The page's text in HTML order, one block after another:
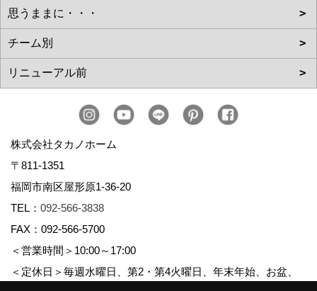
株式会社タカノホーム
〒811-1351
福岡市南区屋形原1-36-20
TEL： 092-566-3838
FAX：092-566-5700
＜営業時間＞10:00～17:00
＜定休日＞毎週水曜日、第2・第4火曜日、年末年始、お盆、